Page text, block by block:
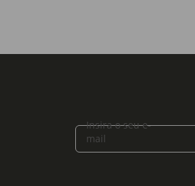
Insira o seu e-
mail